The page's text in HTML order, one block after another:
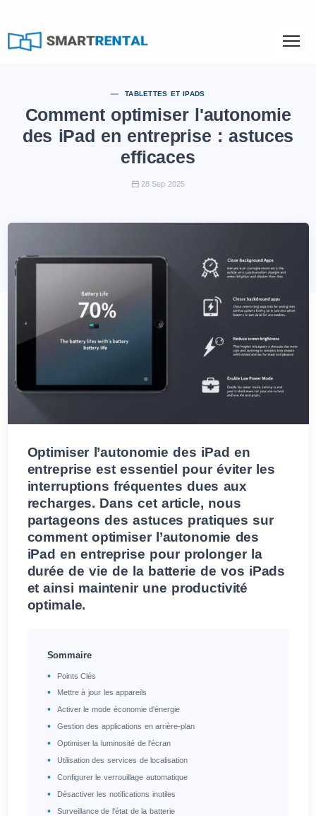
TABLETTES ET IPADS
Comment optimiser l'autonomie
des iPad en entreprise : astuces
efficaces
28 Sep 2025
Optimiser l’autonomie des iPad en
entreprise est essentiel pour éviter les
interruptions fréquentes dues aux
recharges. Dans cet article, nous
partageons des astuces pratiques sur
comment optimiser l’autonomie des
iPad en entreprise pour prolonger la
durée de vie de la batterie de vos iPads
et ainsi maintenir une productivité
optimale.
Sommaire
Points Clés
Mettre à jour les appareils
Activer le mode économie d'énergie
Gestion des applications en arrière-plan
Optimiser la luminosité de l'écran
Utilisation des services de localisation
Configurer le verrouillage automatique
Désactiver les notifications inutiles
Surveillance de l'état de la batterie